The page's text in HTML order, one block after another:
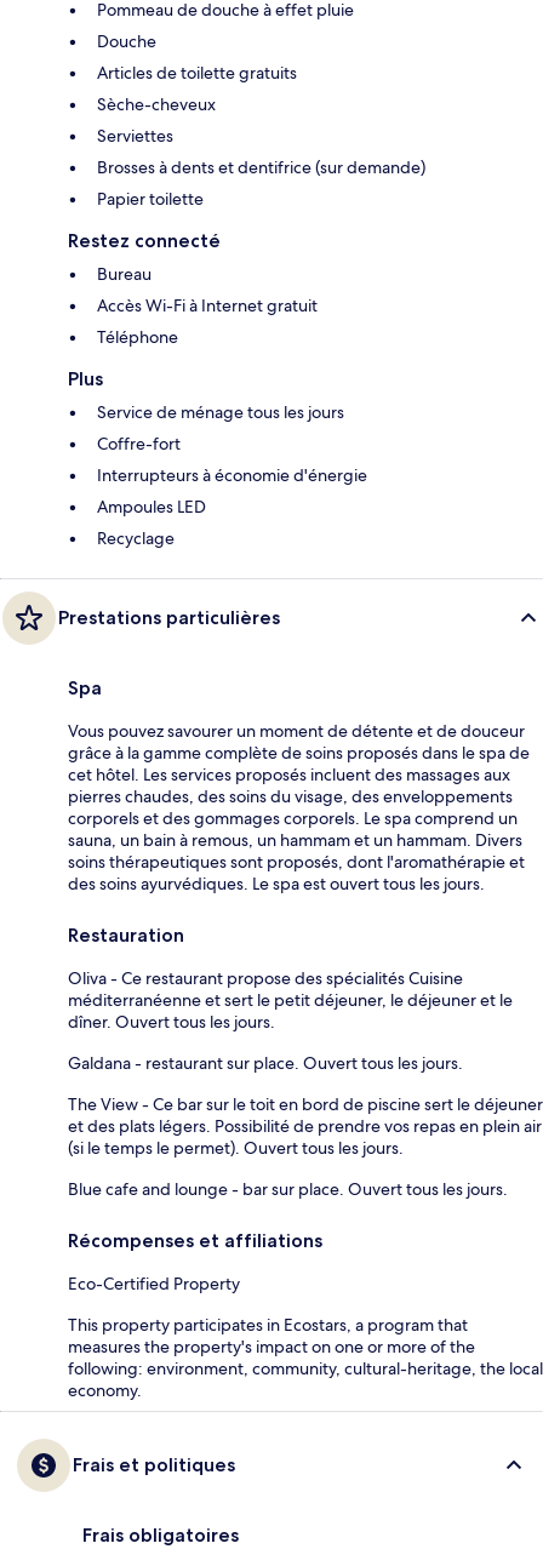
Pommeau de douche à effet pluie
Douche
Articles de toilette gratuits
Sèche-cheveux
Serviettes
Brosses à dents et dentifrice (sur demande)
Papier toilette
Restez connecté
Bureau
Accès Wi-Fi à Internet gratuit
Téléphone
Plus
Service de ménage tous les jours
Coffre-fort
Interrupteurs à économie d'énergie
Ampoules LED
Recyclage
Prestations particulières
Spa
Vous pouvez savourer un moment de détente et de douceur
grâce à la gamme complète de soins proposés dans le spa de
cet hôtel. Les services proposés incluent des massages aux
pierres chaudes, des soins du visage, des enveloppements
corporels et des gommages corporels. Le spa comprend un
sauna, un bain à remous, un hammam et un hammam. Divers
soins thérapeutiques sont proposés, dont l'aromathérapie et
des soins ayurvédiques. Le spa est ouvert tous les jours.
Restauration
Oliva - Ce restaurant propose des spécialités Cuisine
méditerranéenne et sert le petit déjeuner, le déjeuner et le
dîner. Ouvert tous les jours.
Galdana - restaurant sur place. Ouvert tous les jours.
The View - Ce bar sur le toit en bord de piscine sert le déjeuner
et des plats légers. Possibilité de prendre vos repas en plein air
(si le temps le permet). Ouvert tous les jours.
Blue cafe and lounge - bar sur place. Ouvert tous les jours.
Récompenses et affiliations
Eco-Certified Property
This property participates in Ecostars, a program that
measures the property's impact on one or more of the
following: environment, community, cultural-heritage, the local
economy.
Frais et politiques
Frais obligatoires